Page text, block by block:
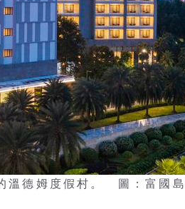
溫德姆度假村。 圖：富國